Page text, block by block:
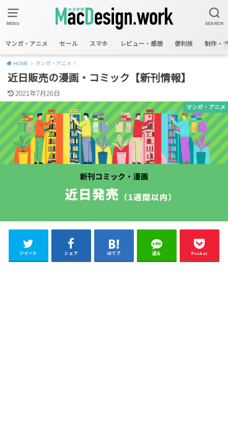
MENU SEARCH
マンガ・アニメ セール スマホ レビュー・感想 便利技 制作・
HOME マンガ・アニメ
近日販売の漫画・コミック【新刊情報】
2021年7月26日
マンガ・アニメ
ツイート シェア はてブ 送る Pocket